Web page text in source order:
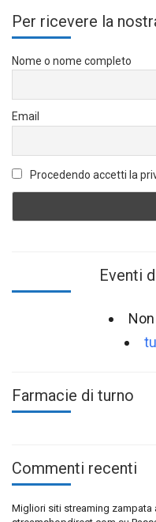
Per ricevere la
Nome o nome completo
Email
Procedendo accetti la
Eventi
Farmacie di turno
Commenti recenti
Migliori siti streaming zampata